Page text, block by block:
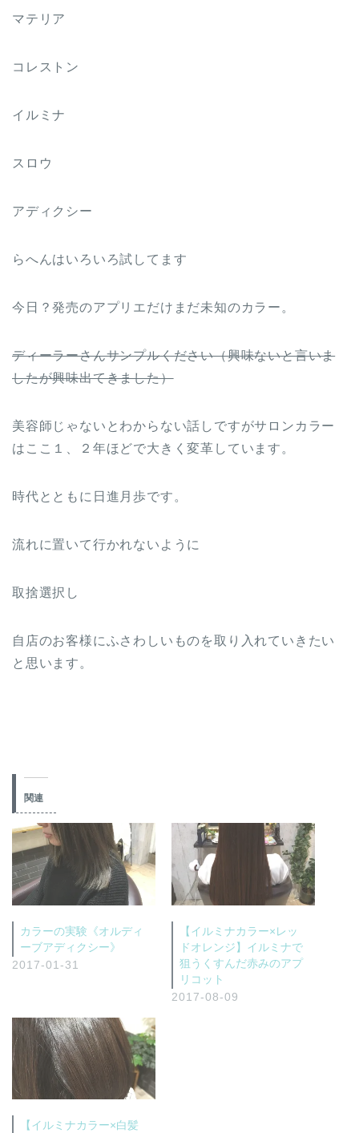
マテリア
コレストン
イルミナ
スロウ
アディクシー
らへんはいろいろ試してます
今日？発売のアプリエだけまだ未知のカラー。
ディーラーさんサンプルください（興味ないと言いま
したが興味出てきました）
美容師じゃないとわからない話しですがサロンカラー
はここ１、２年ほどで大きく変革しています。
時代とともに日進月歩です。
流れに置いて行かれないように
取捨選択し
自店のお客様にふさわしいものを取り入れていきたい
と思います。
関連
カラーの実験《オルディ
ーブアディクシー》
2017-01-31
【イルミナカラー×レッ
ドオレンジ】イルミナで
狙うくすんだ赤みのアプ
リコット
2017-08-09
【イルミナカラー×白髪